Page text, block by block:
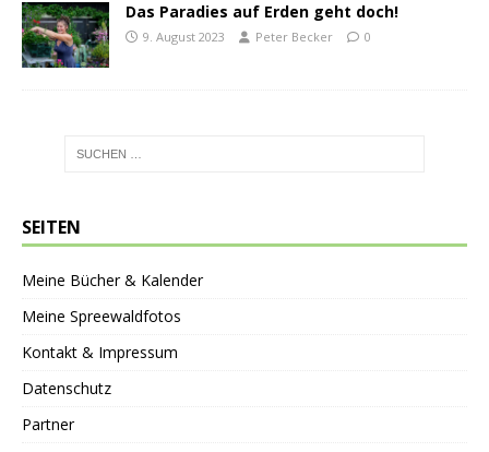
Das Paradies auf Erden geht doch!
9. August 2023 Peter Becker 0
SEITEN
Meine Bücher & Kalender
Meine Spreewaldfotos
Kontakt & Impressum
Datenschutz
Partner